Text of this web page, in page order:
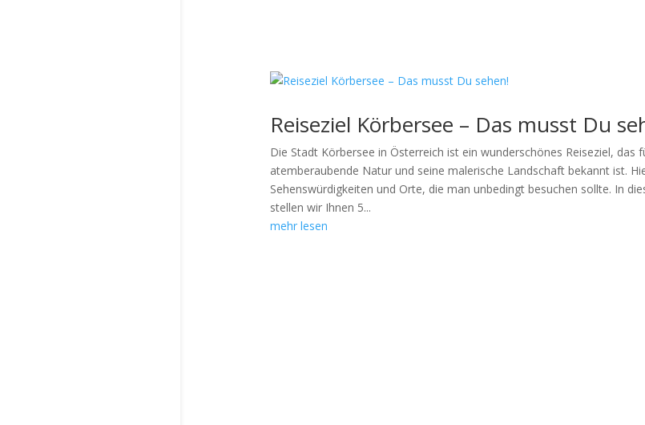
Reiseziel Körbersee – Das musst Du
Die Stadt Körbersee in Österreich ist ein wunderschönes Reiseziel, das
atemberaubende Natur und seine malerische Landschaft bekannt ist.
Sehenswürdigkeiten und Orte, die man unbedingt besuchen sollte. In
stellen wir Ihnen 5...
mehr lesen